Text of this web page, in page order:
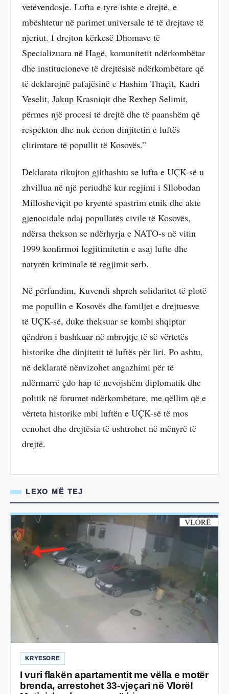
vetëvendosje. Lufta e tyre ishte e drejtë, e
mbështetur në parimet universale të të drejtave të
njeriut. I drejton kërkesë Dhomave të
Specializuara në Hagë, komunitetit ndërkombëtar
dhe institucioneve të drejtësisë ndërkombëtare që
të deklarojnë pafajësinë e Hashim Thaçit, Kadri
Veselit, Jakup Krasniqit dhe Rexhep Selimit,
përmes një procesi të drejtë dhe të paanshëm që
respekton dhe nuk cenon dinjitetin e luftës
çlirimtare të popullit të Kosovës.”
Deklarata rikujton gjithashtu se lufta e UÇK-së u
zhvillua në një periudhë kur regjimi i Sllobodan
Millosheviçit po kryente spastrim etnik dhe akte
gjenocidale ndaj popullatës civile të Kosovës,
ndërsa thekson se ndërhyrja e NATO-s në vitin
1999 konfirmoi legjitimitetin e asaj lufte dhe
natyrën kriminale të regjimit serb.
Në përfundim, Kuvendi shpreh solidaritet të plotë
me popullin e Kosovës dhe familjet e drejtuesve
të UÇK-së, duke theksuar se kombi shqiptar
qëndron i bashkuar në mbrojtje të së vërtetës
historike dhe dinjitetit të luftës për liri. Po ashtu,
në deklaratë nënvizohet angazhimi për të
ndërmarrë çdo hap të nevojshëm diplomatik dhe
politik në forumet ndërkombëtare, me qëllim që e
vërteta historike mbi luftën e UÇK-së të mos
cenohet dhe drejtësia të ushtrohet në mënyrë të
drejtë.
LEXO MË TEJ
KRYESORE
I vuri flakën apartamentit me vëlla e motër
brenda, arrestohet 33-vjeçari në Vlorë!